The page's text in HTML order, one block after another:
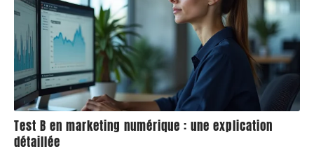
Test B en marketing numérique : une explication
détaillée